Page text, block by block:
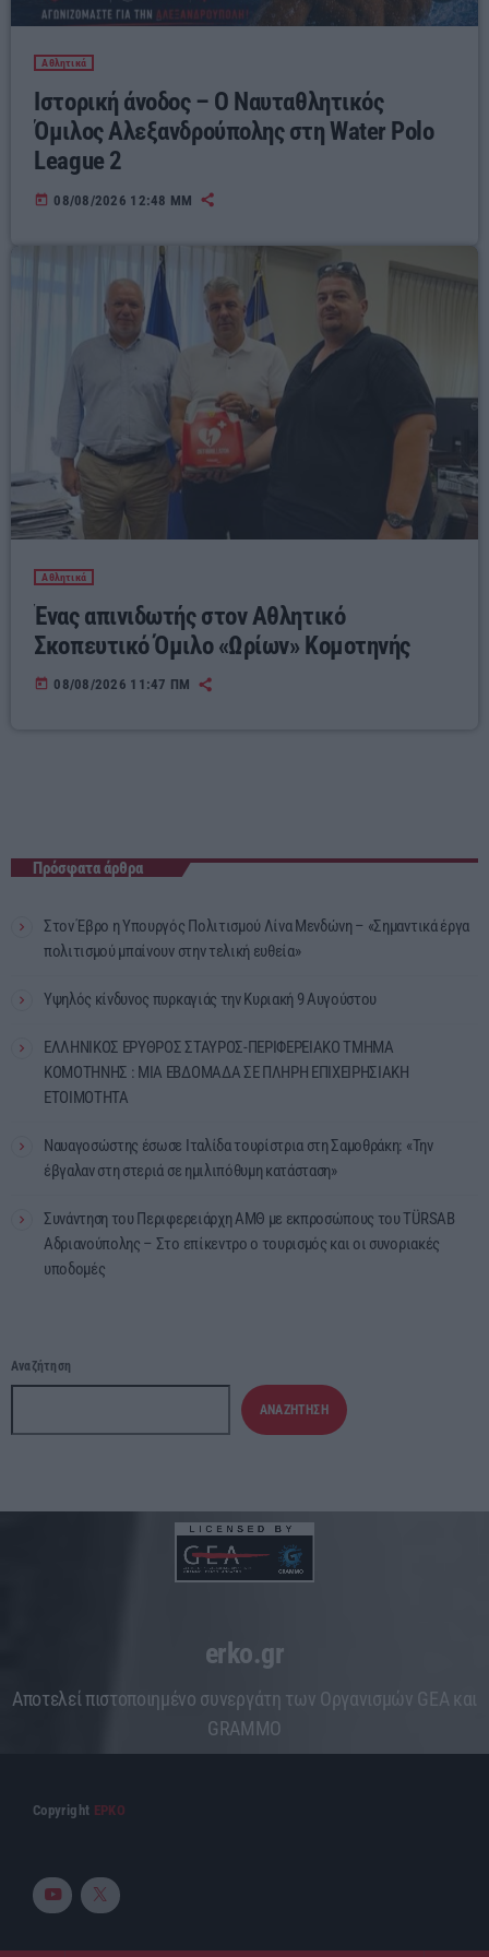
Αθλητικά
Ιστορική άνοδος – Ο Ναυταθλητικός
Όμιλος Αλεξανδρούπολης στη Water Polo
League 2
today 08/08/2026 12:48 ΜΜ
Αθλητικά
Ένας απινιδωτής στον Αθλητικό
Σκοπευτικό Όμιλο «Ωρίων» Κομοτηνής
today 08/08/2026 11:47 ΠΜ
Πρόσφατα άρθρα
Στον Έβρο η Υπουργός Πολιτισμού Λίνα Μενδώνη – «Σημαντικά έργα
πολιτισμού μπαίνουν στην τελική ευθεία»
Υψηλός κίνδυνος πυρκαγιάς την Κυριακή 9 Αυγούστου
ΕΛΛΗΝΙΚΟΣ ΕΡΥΘΡΟΣ ΣΤΑΥΡΟΣ-ΠΕΡΙΦΕΡΕΙΑΚΟ ΤΜΗΜΑ
ΚΟΜΟΤΗΝΗΣ : ΜΙΑ ΕΒΔΟΜΑΔΑ ΣΕ ΠΛΗΡΗ ΕΠΙΧΕΙΡΗΣΙΑΚΗ
ΕΤΟΙΜΟΤΗΤΑ
Ναυαγοσώστης έσωσε Ιταλίδα τουρίστρια στη Σαμοθράκη: «Την
έβγαλαν στη στεριά σε ημιλιπόθυμη κατάσταση»
Συνάντηση του Περιφερειάρχη ΑΜΘ με εκπροσώπους του TÜRSAB
Αδριανούπολης – Στο επίκεντρο ο τουρισμός και οι συνοριακές
υποδομές
Αναζήτηση
ΑΝΑΖΉΤΗΣΗ
erko.gr
Aποτελεί πιστοποιημένο συνεργάτη των Οργανισμών GEA και
GRAMMO
Copyright ΕΡΚΟ